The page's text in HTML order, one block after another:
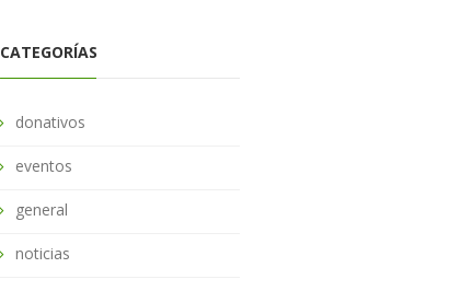
CATEGORÍAS
donativos
eventos
general
noticias